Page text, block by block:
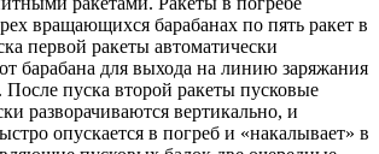
вращающихся барабанах по пять ракет в
первой ракеты автоматически
барабана для выхода на линию заряжания
После пуска второй ракеты пусковые
разворачиваются вертикально, и
опускается в погреб и «накалывает» в